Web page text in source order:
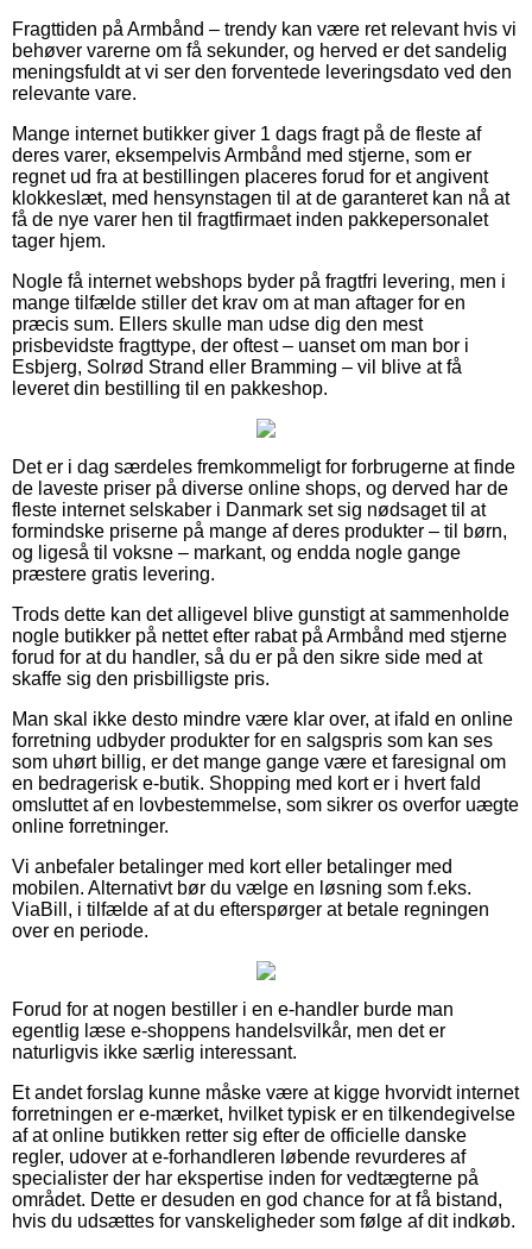
Fragttiden på Armbånd – trendy kan være ret relevant hvis vi
behøver varerne om få sekunder, og herved er det sandelig
meningsfuldt at vi ser den forventede leveringsdato ved den
relevante vare.
Mange internet butikker giver 1 dags fragt på de fleste af
deres varer, eksempelvis Armbånd med stjerne, som er
regnet ud fra at bestillingen placeres forud for et angivent
klokkeslæt, med hensynstagen til at de garanteret kan nå at
få de nye varer hen til fragtfirmaet inden pakkepersonalet
tager hjem.
Nogle få internet webshops byder på fragtfri levering, men i
mange tilfælde stiller det krav om at man aftager for en
præcis sum. Ellers skulle man udse dig den mest
prisbevidste fragttype, der oftest – uanset om man bor i
Esbjerg, Solrød Strand eller Bramming – vil blive at få
leveret din bestilling til en pakkeshop.
Det er i dag særdeles fremkommeligt for forbrugerne at finde
de laveste priser på diverse online shops, og derved har de
fleste internet selskaber i Danmark set sig nødsaget til at
formindske priserne på mange af deres produkter – til børn,
og ligeså til voksne – markant, og endda nogle gange
præstere gratis levering.
Trods dette kan det alligevel blive gunstigt at sammenholde
nogle butikker på nettet efter rabat på Armbånd med stjerne
forud for at du handler, så du er på den sikre side med at
skaffe sig den prisbilligste pris.
Man skal ikke desto mindre være klar over, at ifald en online
forretning udbyder produkter for en salgspris som kan ses
som uhørt billig, er det mange gange være et faresignal om
en bedragerisk e-butik. Shopping med kort er i hvert fald
omsluttet af en lovbestemmelse, som sikrer os overfor uægte
online forretninger.
Vi anbefaler betalinger med kort eller betalinger med
mobilen. Alternativt bør du vælge en løsning som f.eks.
ViaBill, i tilfælde af at du efterspørger at betale regningen
over en periode.
Forud for at nogen bestiller i en e-handler burde man
egentlig læse e-shoppens handelsvilkår, men det er
naturligvis ikke særlig interessant.
Et andet forslag kunne måske være at kigge hvorvidt internet
forretningen er e-mærket, hvilket typisk er en tilkendegivelse
af at online butikken retter sig efter de officielle danske
regler, udover at e-forhandleren løbende revurderes af
specialister der har ekspertise inden for vedtægterne på
området. Dette er desuden en god chance for at få bistand,
hvis du udsættes for vanskeligheder som følge af dit indkøb.